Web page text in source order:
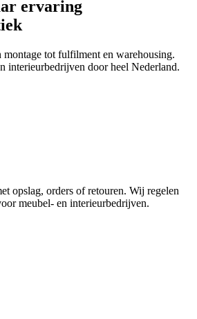
ervaring
montage tot fulfilment en warehousing.
interieurbedrijven door heel Nederland.
opslag, orders of retouren. Wij regelen
meubel- en interieurbedrijven.